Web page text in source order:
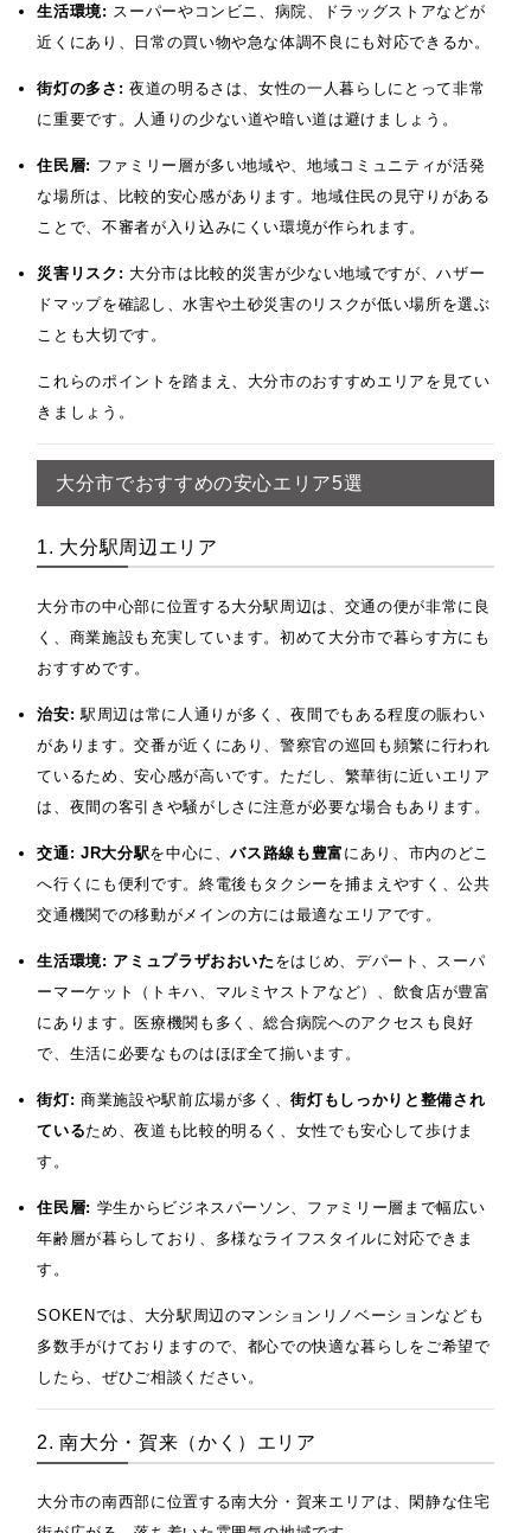
生活環境: スーパーやコンビニ、病院、ドラッグストアなどが
近くにあり、日常の買い物や急な体調不良にも対応できるか。
街灯の多さ: 夜道の明るさは、女性の一人暮らしにとって非常
に重要です。人通りの少ない道や暗い道は避けましょう。
住民層: ファミリー層が多い地域や、地域コミュニティが活発
な場所は、比較的安心感があります。地域住民の見守りがある
ことで、不審者が入り込みにくい環境が作られます。
災害リスク: 大分市は比較的災害が少ない地域ですが、ハザー
ドマップを確認し、水害や土砂災害のリスクが低い場所を選ぶ
ことも大切です。
これらのポイントを踏まえ、大分市のおすすめエリアを見てい
きましょう。
大分市でおすすめの安心エリア5選
1. 大分駅周辺エリア
大分市の中心部に位置する大分駅周辺は、交通の便が非常に良
く、商業施設も充実しています。初めて大分市で暮らす方にも
おすすめです。
治安: 駅周辺は常に人通りが多く、夜間でもある程度の賑わい
があります。交番が近くにあり、警察官の巡回も頻繁に行われ
ているため、安心感が高いです。ただし、繁華街に近いエリア
は、夜間の客引きや騒がしさに注意が必要な場合もあります。
交通: JR大分駅を中心に、バス路線も豊富 にあり、市内のどこ
へ行くにも便利です。終電後もタクシーを捕まえやすく、公共
交通機関での移動がメインの方には最適なエリアです。
生活環境: アミュプラザおおいた をはじめ、デパート、スーパ
ーマーケット（トキハ、マルミヤストアなど）、飲食店が豊富
にあります。医療機関も多く、総合病院へのアクセスも良好
で、生活に必要なものはほぼ全て揃います。
街灯: 商業施設や駅前広場が多く、街灯もしっかりと整備され
ているため、夜道も比較的明るく、女性でも安心して歩けま
す。
住民層: 学生からビジネスパーソン、ファミリー層まで幅広い
年齢層が暮らしており、多様なライフスタイルに対応できま
す。
SOKENでは、大分駅周辺のマンションリノベーションなども
多数手がけておりますので、都心での快適な暮らしをご希望で
したら、ぜひご相談ください。
2. 南大分・賀来（かく）エリア
大分市の南西部に位置する南大分・賀来エリアは、閑静な住宅